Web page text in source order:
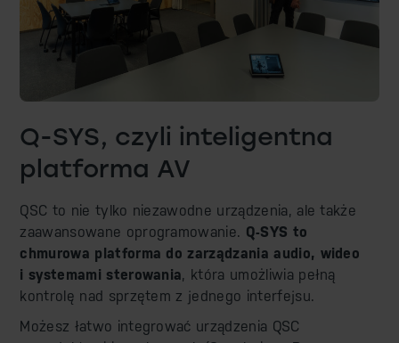
Q-SYS, czyli inteligentna
platforma AV
QSC to nie tylko niezawodne urządzenia, ale także
zaawansowane oprogramowanie. Q-SYS to
chmurowa platforma do zarządzania audio, wideo
i systemami sterowania, która umożliwia pełną
kontrolę nad sprzętem z jednego interfejsu.
Możesz łatwo integrować urządzenia QSC